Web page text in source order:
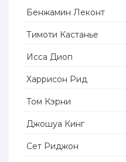
Бенжамин Леконт
Тимоти Кастанье
Исса Диоп
Харрисон Рид
Том Кэрни
Джошуа Кинг
Сет Риджон